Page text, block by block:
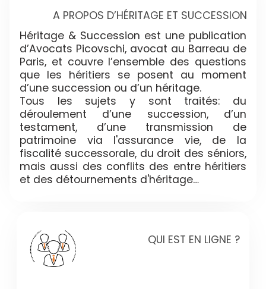
A PROPOS D’HÉRITAGE ET SUCCESSION
Héritage & Succession est une publication
d’Avocats Picovschi, avocat au Barreau de
Paris, et couvre l’ensemble des questions
que les héritiers se posent au moment
d’une succession ou d’un héritage.
Tous les sujets y sont traités: du
déroulement d’une succession, d’un
testament, d’une transmission de
patrimoine via l'assurance vie, de la
fiscalité successorale, du droit des séniors,
mais aussi des conflits des entre héritiers
et des détournements d'héritage…
QUI EST EN LIGNE ?